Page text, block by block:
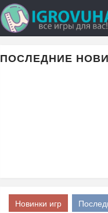
ПОСЛЕДНИЕ
Новинки игр